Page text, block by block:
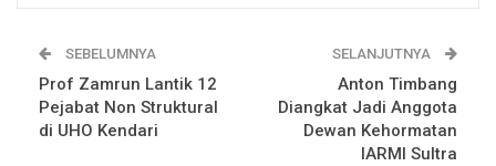
SEBELUMNYA
Prof Zamrun Lantik 12
Pejabat Non Struktural
di UHO Kendari
SELANJUTNYA
Anton Timbang
Diangkat Jadi Anggota
Dewan Kehormatan
IARMI Sultra